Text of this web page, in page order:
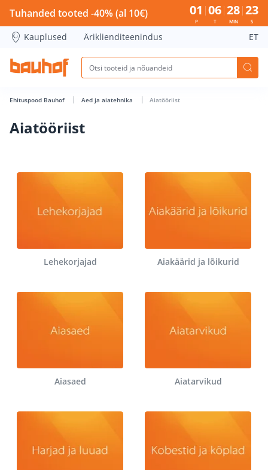
Aiatööriist - Bauhof has loaded
Tuhanded tooted -40% (al 10€) 01
P
06
T
28
MIN
22
S
Kauplused Äriklienditeenindus ET
Ehituspood Bauhof Aed ja aiatehnika Aiatööriist
Aiatööriist
Lehekorjajad Aiakäärid ja lõikurid
Aiasaed Aiatarvikud